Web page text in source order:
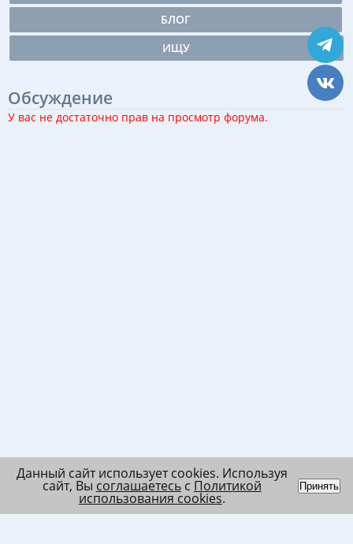
БЛОГ
ИЩУ
Обсуждение
У вас не достаточно прав на просмотр форума.
Данный сайт использует cookies. Используя
сайт, Вы соглашаетесьс Политикой
использования cookies.
Принять